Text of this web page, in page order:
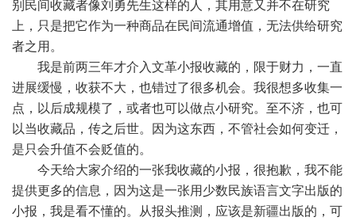
别民间收藏者像刘勇先生这样的人，其用意又并不在研究
上，只是把它作为一种商品在民间流通增值，无法供给研究
者之用。
我是前两三年才介入文革小报收藏的，限于财力，一直
进展缓慢，收获不大，也错过了很多机会。我很想多收集一
点，以后成规模了，或者也可以做点小研究。至不济，也可
以当收藏品，传之后世。因为这东西，不管社会如何变迁，
是只会升值不会贬值的。
今天给大家介绍的一张我收藏的小报，很抱歉，我不能
提供更多的信息，因为这是一张用少数民族语言文字出版的
小报，我是看不懂的。从报头推测，应该是新疆出版的，可